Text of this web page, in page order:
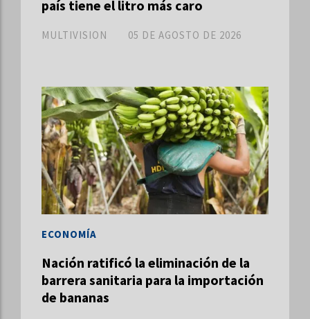
país tiene el litro más caro
MULTIVISION 05 DE AGOSTO DE 2026
Nación ratificó la eliminación de la
barrera sanitaria para la importación
de bananas
ECONOMÍA